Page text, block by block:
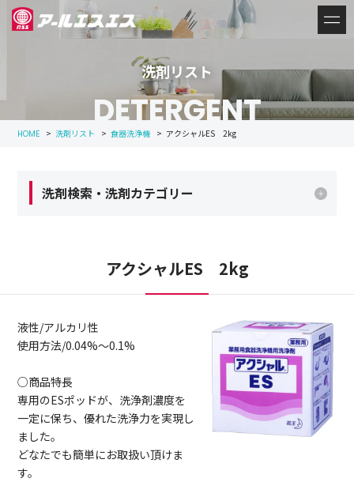
洗剤リスト
DETERGENT
HOME > 洗剤リスト > 食器洗浄機 > アクシャルES 2kg
洗剤検索・洗剤カテゴリー
アクシャルES 2kg
液性/アルカリ性
使用方法/0.04%～0.1%
○商品特長
専用のESポッドが、洗浄剤濃度を
一定に保ち、優れた洗浄力を実現し
ました。
どなたでも簡単にお取扱い頂けま
す。